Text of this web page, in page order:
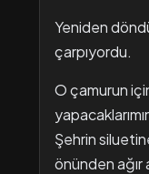
Yeniden
çarpıyordu.
O çamurun
Şehrin
önünden ağır